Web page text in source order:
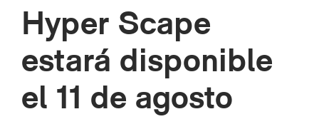
Hyper Scape
estará disponible
el 11 de agosto